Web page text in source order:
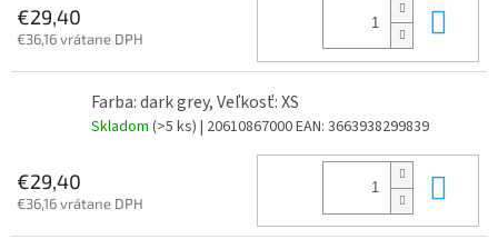
€29,40
€36,16 vrátane DPH
Farba: dark grey, Veľkosť: XS
Skladom (>5 ks) | 20610867000EAN: 3663938299839
€29,40
€36,16 vrátane DPH